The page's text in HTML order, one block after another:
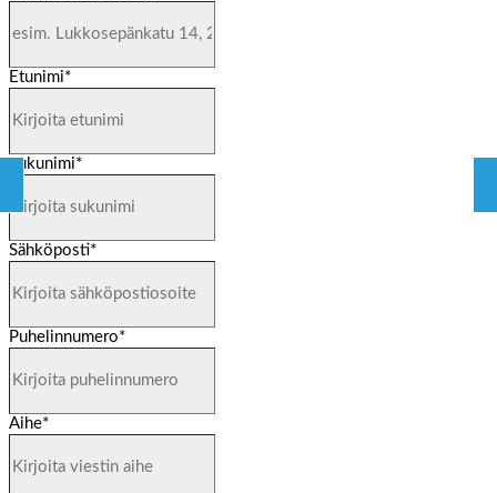
Etunimi*
Sukunimi*
Sähköposti*
Puhelinnumero*
Aihe*